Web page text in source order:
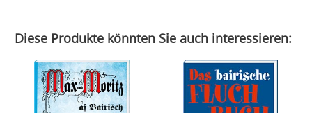
Diese Produkte könnten Sie auch interessieren: